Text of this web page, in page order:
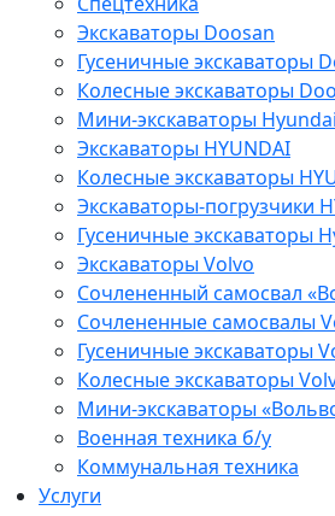
Экскаваторы Doosan
Гусеничные экскаваторы
Колесные экскаваторы
Мини-экскаваторы Hyundai
Экскаваторы HYUNDAI
Колесные экскаваторы
Экскаваторы-погрузчики
Гусеничные экскаваторы
Экскаваторы Volvo
Сочлененный самосвал
Сочлененные самосвалы
Гусеничные экскаваторы
Колесные экскаваторы
Мини-экскаваторы
Военная техника б/у
Коммунальная техника
Услуги